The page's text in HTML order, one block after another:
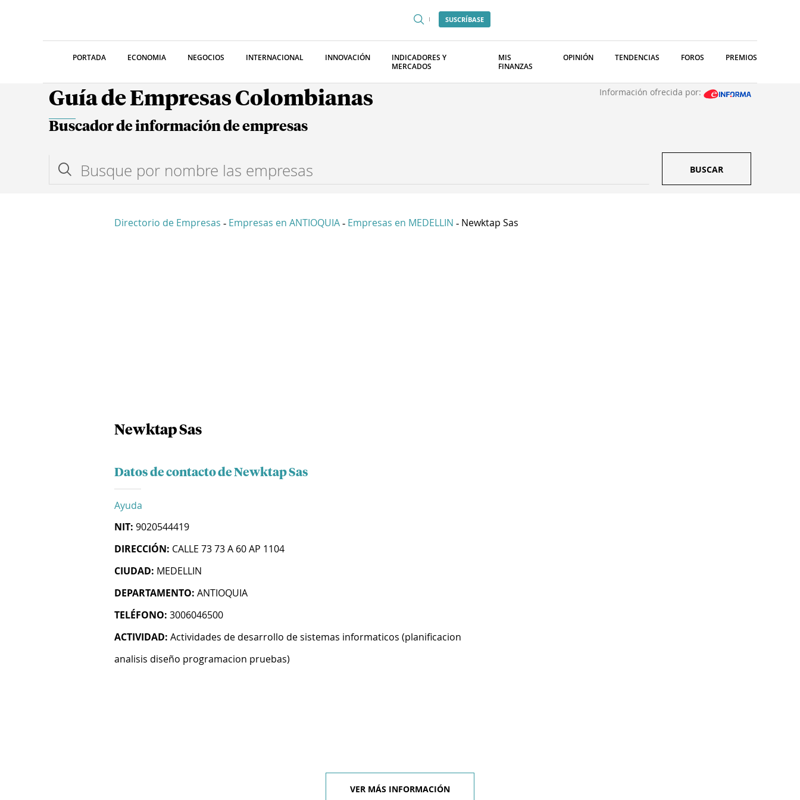
SUSCRÍBASE
PORTADA ECONOMIA NEGOCIOS INTERNACIONAL INNOVACIÓN
INDICADORES Y
MERCADOS
MIS
FINANZAS
OPINIÓN TENDENCIAS FOROS PREMIOS
Guía de Empresas Colombianas Información ofrecida por:
Buscador de información de empresas
BUSCAR
Directorio de Empresas - Empresas en ANTIOQUIA - Empresas en MEDELLIN - Newktap Sas
Newktap Sas
Datos de contacto de Newktap Sas
Ayuda
NIT: 9020544419
DIRECCIÓN: CALLE 73 73 A 60 AP 1104
CIUDAD: MEDELLIN
DEPARTAMENTO: ANTIOQUIA
TELÉFONO: 3006046500
ACTIVIDAD: Actividades de desarrollo de sistemas informaticos (planificacion
analisis diseño programacion pruebas)
VER MÁS INFORMACIÓN